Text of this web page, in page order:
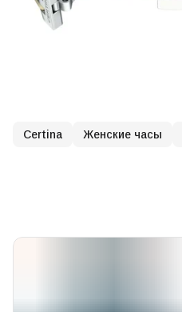
Certina Женские часы